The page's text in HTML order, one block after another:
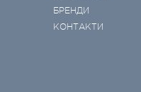
БРЕНДИ
КОНТАКТИ